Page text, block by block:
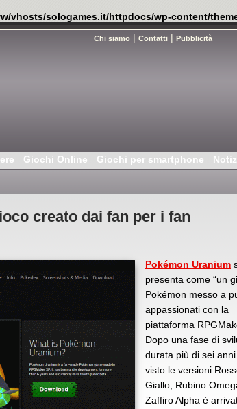
vhosts/sologames.it/httpdocs/wp-content/
Chi siamo | Contatti | Pubblicità
Giochi Online Giochi per smartphone
creato dai fan per i fan
Pokémon Uranium
presenta come “un
Pokémon messo a
appassionati con la
piattaforma
Dopo una fase di
durata più di sei
visto le versioni
Giallo, Rubino
Zaffiro Alpha è